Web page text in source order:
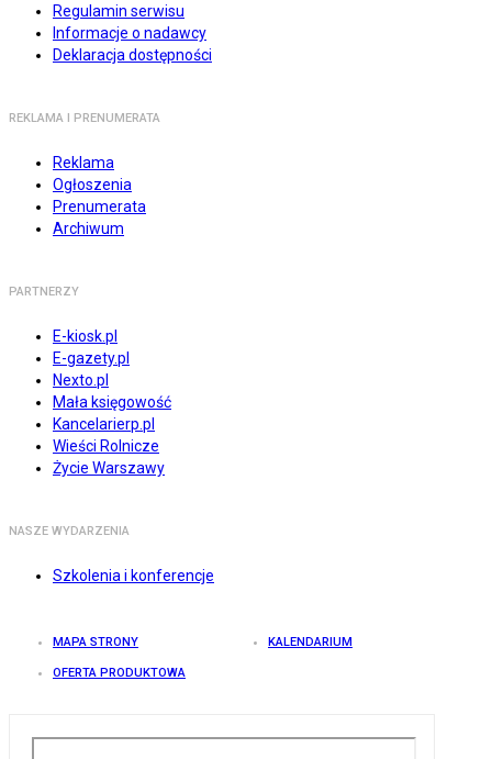
Regulamin serwisu
Informacje o nadawcy
Deklaracja dostępności
REKLAMA I PRENUMERATA
Reklama
Ogłoszenia
Prenumerata
Archiwum
PARTNERZY
E-kiosk.pl
E-gazety.pl
Nexto.pl
Mała księgowość
Kancelarierp.pl
Wieści Rolnicze
Życie Warszawy
NASZE WYDARZENIA
Szkolenia i konferencje
MAPA STRONY KALENDARIUM
OFERTA PRODUKTOWA